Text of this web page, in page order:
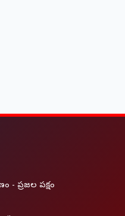
- ప్రజల పక్షం